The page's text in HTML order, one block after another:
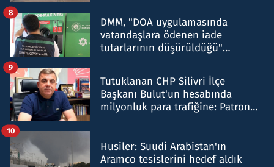
DMM, "DOA uygulamasında
vatandaşlara ödenen iade
tutarlarının düşürüldüğü"
8
Tutuklanan CHP Silivri İlçe
Başkanı Bulut'un hesabında
milyonluk para trafiğine: Patron
9
Husiler: Suudi Arabistan'ın
Aramco tesislerini hedef aldık
10